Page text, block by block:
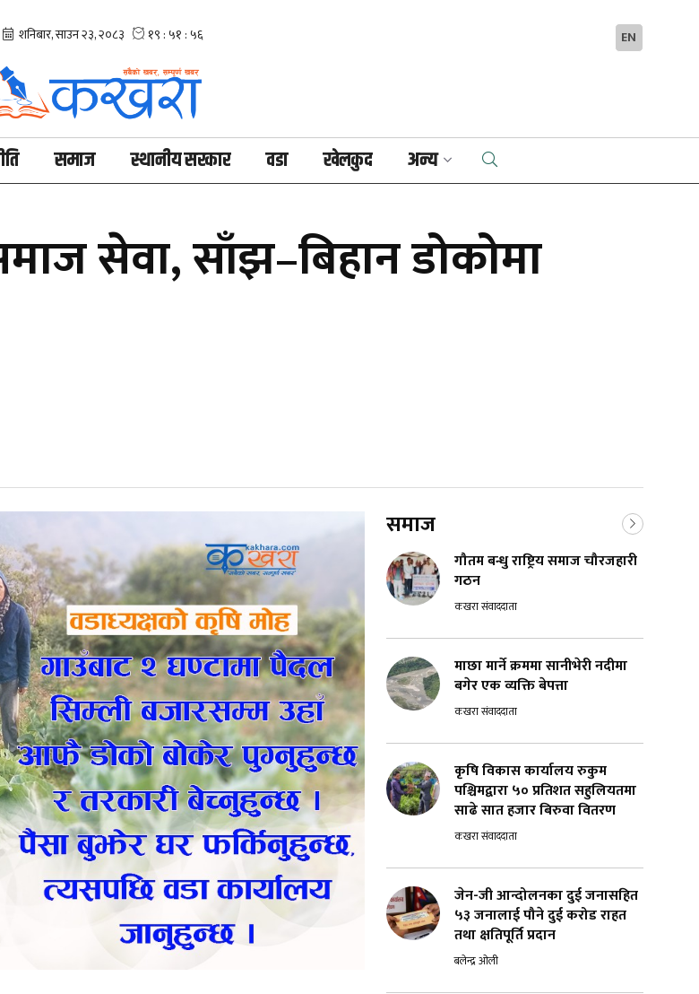
EN
समाज स्थानीय सरकार वडा खेलकुद अन्य
सेवा, साँझ–बिहान डोकोमा
समाज
गौतम बन्धु राष्ट्रिय समाज चौरजहारी
गठन
कखरा संवाददाता
माछा मार्ने क्रममा सानीभेरी नदीमा
बगेर एक व्यक्ति बेपत्ता
कखरा संवाददाता
कृषि विकास कार्यालय रुकुम
पश्चिमद्वारा ५० प्रतिशत सहुलियतमा
साढे सात हजार बिरुवा वितरण
कखरा संवाददाता
जेन-जी आन्दोलनका दुई जनासहित
५३ जनालाई पौने दुई करोड राहत
तथा क्षतिपूर्ति प्रदान
बलेन्द्र ओली